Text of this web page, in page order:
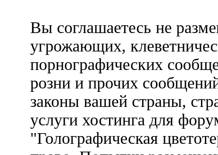
Вы соглашаетесь не
угрожающих,
порнографических
розни и прочих
законы вашей страны,
услуги хостинга для
"Голографическая